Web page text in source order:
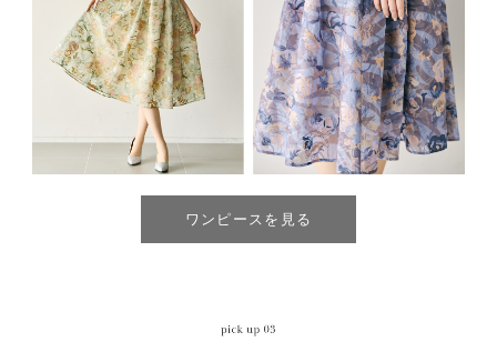
ワンピースを見る